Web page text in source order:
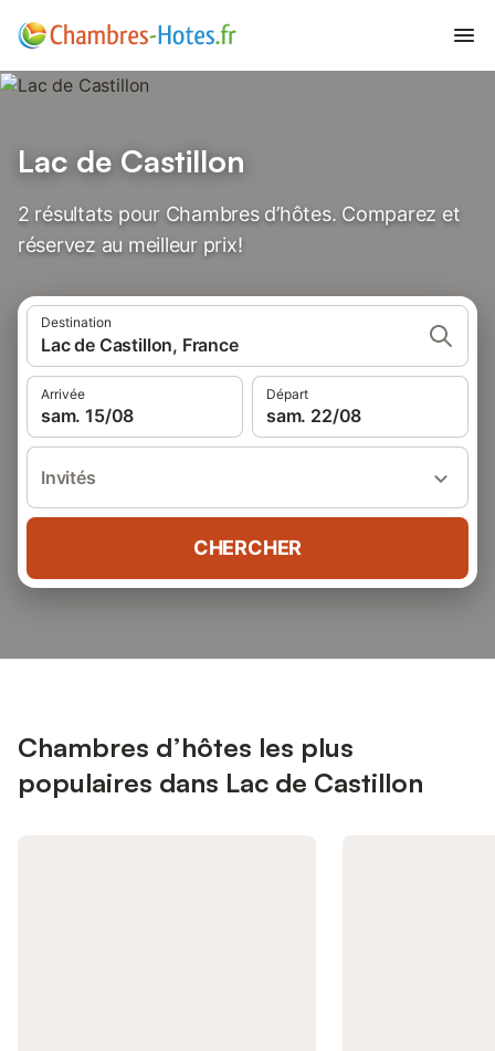
Lac de Castillon
2 résultats pour Chambres d’hôtes. Comparez et
réservez au meilleur prix!
Destination
Lac de Castillon, France
Arrivée
sam. 15/08
Départ
sam. 22/08
Invités
CHERCHER
Chambres d’hôtes les plus
populaires dans Lac de Castillon